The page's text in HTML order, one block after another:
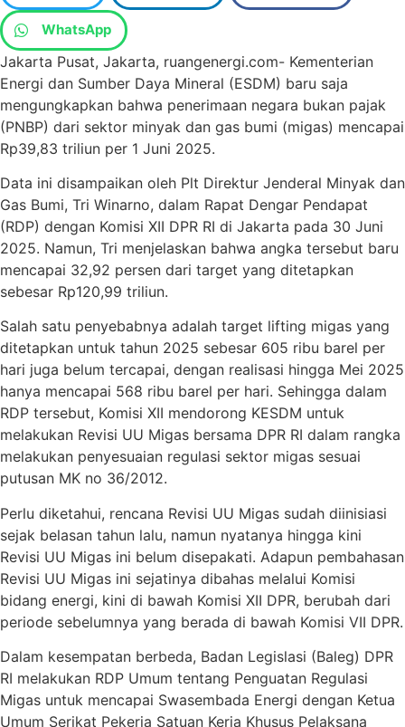
WhatsApp
Jakarta Pusat, Jakarta, ruangenergi.com- Kementerian
Energi dan Sumber Daya Mineral (ESDM) baru saja
mengungkapkan bahwa penerimaan negara bukan pajak
(PNBP) dari sektor minyak dan gas bumi (migas) mencapai
Rp39,83 triliun per 1 Juni 2025.
Data ini disampaikan oleh Plt Direktur Jenderal Minyak dan
Gas Bumi, Tri Winarno, dalam Rapat Dengar Pendapat
(RDP) dengan Komisi XII DPR RI di Jakarta pada 30 Juni
2025. Namun, Tri menjelaskan bahwa angka tersebut baru
mencapai 32,92 persen dari target yang ditetapkan
sebesar Rp120,99 triliun.
Salah satu penyebabnya adalah target lifting migas yang
ditetapkan untuk tahun 2025 sebesar 605 ribu barel per
hari juga belum tercapai, dengan realisasi hingga Mei 2025
hanya mencapai 568 ribu barel per hari. Sehingga dalam
RDP tersebut, Komisi XII mendorong KESDM untuk
melakukan Revisi UU Migas bersama DPR RI dalam rangka
melakukan penyesuaian regulasi sektor migas sesuai
putusan MK no 36/2012.
Perlu diketahui, rencana Revisi UU Migas sudah diinisiasi
sejak belasan tahun lalu, namun nyatanya hingga kini
Revisi UU Migas ini belum disepakati. Adapun pembahasan
Revisi UU Migas ini sejatinya dibahas melalui Komisi
bidang energi, kini di bawah Komisi XII DPR, berubah dari
periode sebelumnya yang berada di bawah Komisi VII DPR.
Dalam kesempatan berbeda, Badan Legislasi (Baleg) DPR
RI melakukan RDP Umum tentang Penguatan Regulasi
Migas untuk mencapai Swasembada Energi dengan Ketua
Umum Serikat Pekerja Satuan Kerja Khusus Pelaksana